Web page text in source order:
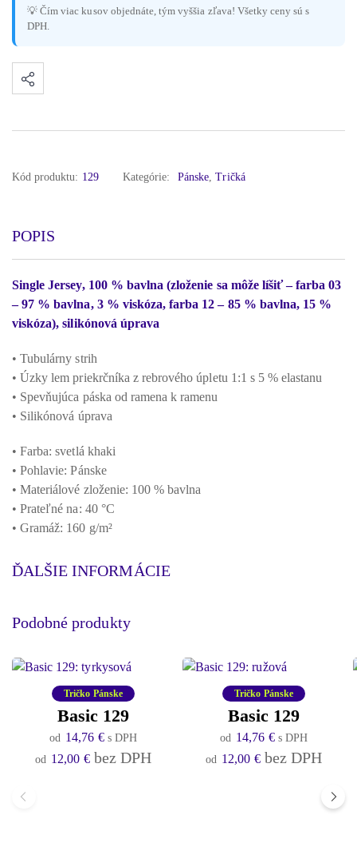
💡 Čím viac kusov objednáte, tým vyššia zľava! Všetky ceny sú s
DPH.
Kód produktu: 129 Kategórie: Pánske,Tričká
POPIS
Single Jersey, 100 % bavlna (zloženie sa môže líšiť – farba 03
– 97 % bavlna, 3 % viskóza, farba 12 – 85 % bavlna, 15 %
viskóza), silikónová úprava
• Tubulárny strih
• Úzky lem priekrčníka z rebrového úpletu 1:1 s 5 % elastanu
• Spevňujúca páska od ramena k ramenu
• Silikónová úprava
• Farba: svetlá khaki
• Pohlavie: Pánske
• Materiálové zloženie: 100 % bavlna
• Prateľné na: 40 °C
• Gramáž: 160 g/m²
ĎALŠIE INFORMÁCIE
Podobné produkty
Tričko Pánske
Basic 129
14,76 € s DPH
12,00 €bez DPH
Tričko Pánske
Basic 129
14,76 € s DPH
12,00 €bez DPH